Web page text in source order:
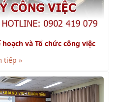
và Tổ chức công việc
tiếp »